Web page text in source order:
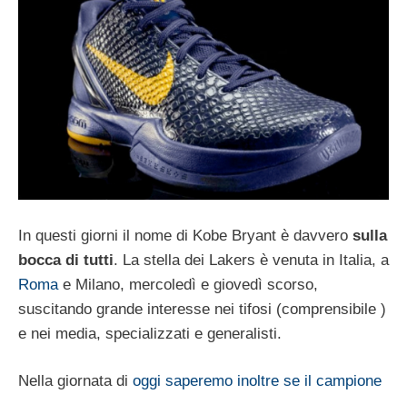
In questi giorni il nome di Kobe Bryant è davvero sulla
bocca di tutti. La stella dei Lakers è venuta in Italia, a
Roma e Milano, mercoledì e giovedì scorso,
suscitando grande interesse nei tifosi (comprensibile )
e nei media, specializzati e generalisti.
Nella giornata di oggi saperemo inoltre se il campione